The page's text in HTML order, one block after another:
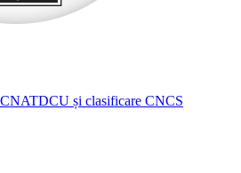
CNATDCU și clasificare CNCS